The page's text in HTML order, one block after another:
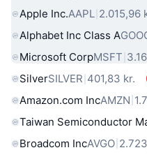
Apple Inc.AAPL 2.015,96
Alphabet Inc Class A
Microsoft CorpMSFT
SilverSILVER 401,83 kr.
Amazon.com IncAMZN
Taiwan Semiconductor
Broadcom IncAVGO